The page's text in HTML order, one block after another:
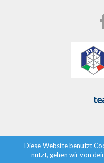
Diese Website benutzt
nutzt, gehen wir von